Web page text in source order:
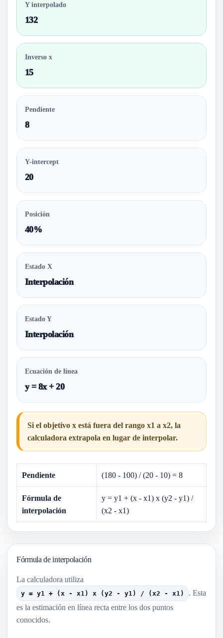
Y interpolado
132
Inverso x
15
Pendiente
8
Y-intercept
20
Posición
40%
Estado X
Interpolación
Estado Y
Interpolación
Ecuación de línea
y = 8x + 20
Si el objetivo x está fuera del rango x1 a x2, la
calculadora extrapola en lugar de interpolar.
Pendiente (180 - 100) / (20 - 10) = 8
Fórmula de
interpolación
y = y1 + (x - x1) x (y2 - y1) /
(x2 - x1)
Fórmula de interpolación
La calculadora utiliza
y = y1 + (x - x1) x (y2 - y1) / (x2 - x1)
. Esta
es la estimación en línea recta entre los dos puntos
conocidos.